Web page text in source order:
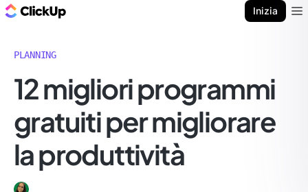
Inizia
PLANNING
12 migliori programmi
gratuiti per migliorare
la produttività